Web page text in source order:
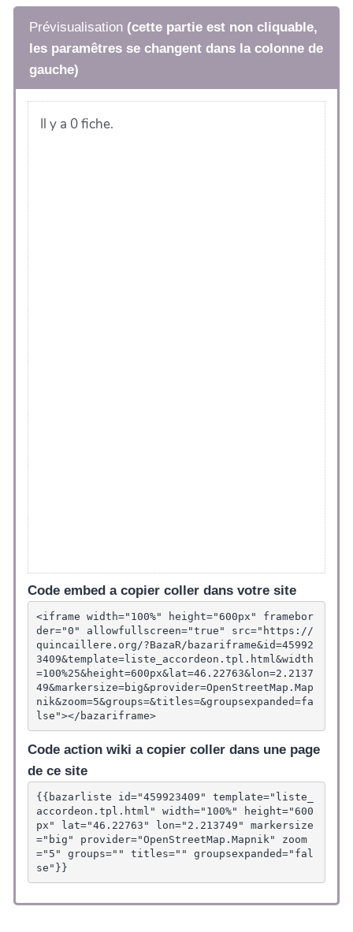
Prévisualisation (cette partie est non cliquable,
les paramêtres se changent dans la colonne de
gauche)
Code embed a copier coller dans votre site
<iframe width="100%" height="600px" framebor
der="0" allowfullscreen="true" src="https://
quincaillere.org/?BazaR/bazariframe&id=45992
3409&template=liste_accordeon.tpl.html&width
=100%25&height=600px&lat=46.22763&lon=2.2137
49&markersize=big&provider=OpenStreetMap.Map
nik&zoom=5&groups=&titles=&groupsexpanded=fa
lse"></bazariframe>
Code action wiki a copier coller dans une page
de ce site
{{bazarliste id="459923409" template="liste_
accordeon.tpl.html" width="100%" height="600
px" lat="46.22763" lon="2.213749" markersize
="big" provider="OpenStreetMap.Mapnik" zoom
="5" groups="" titles="" groupsexpanded="fal
se"}}